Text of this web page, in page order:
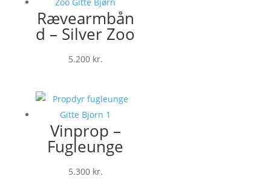
Rævearmbån
d – Silver Zoo
5.200 kr.
Vinprop –
Fugleunge
5.300 kr.